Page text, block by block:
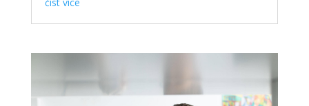
číst více